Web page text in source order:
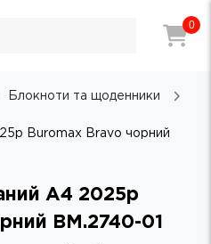
0
Блокноти та щоденники
Buromax Bravo чорний
А4 2025р
BM.2740-01